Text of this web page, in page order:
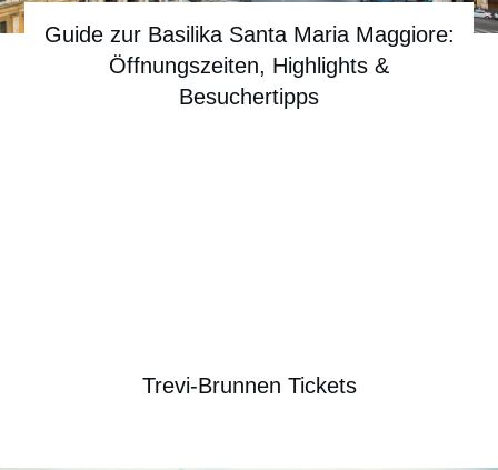
Guide zur Basilika Santa Maria Maggiore:
Öffnungszeiten, Highlights &
Besuchertipps
Trevi-Brunnen Tickets